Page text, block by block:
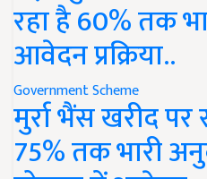
रहा है 60% तक
आवेदन प्रक्रिया..
Government Scheme
मुर्रा भैंस खरीद
75% तक भारी